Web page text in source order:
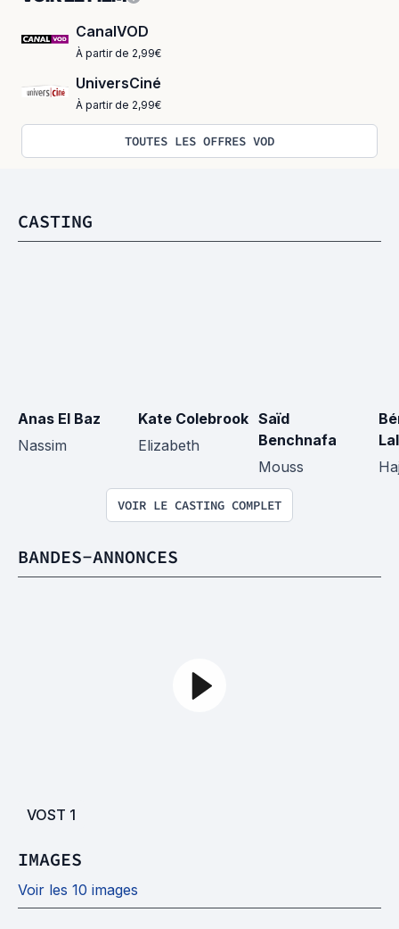
CanalVOD
À partir de 2,99€
UniversCiné
À partir de 2,99€
TOUTES LES OFFRES VOD
CASTING
Anas El Baz
Nassim
Kate Colebrook
Elizabeth
Saïd
Benchnafa
Mouss
VOIR LE CASTING COMPLET
BANDES-ANNONCES
VOST 1
IMAGES
Voir les 10 images